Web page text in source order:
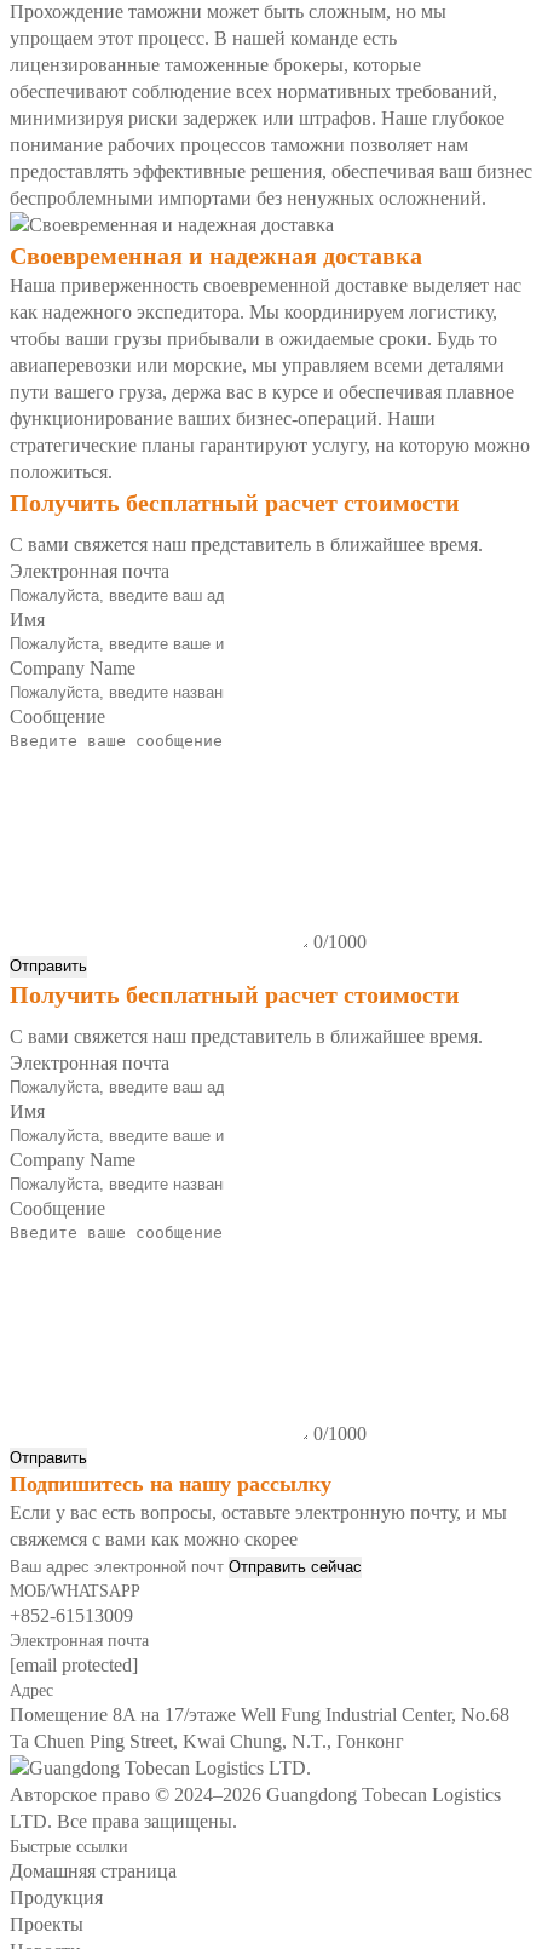
Прохождение таможни может быть сложным, но мы
упрощаем этот процесс. В нашей команде есть
лицензированные таможенные брокеры, которые
обеспечивают соблюдение всех нормативных требований,
минимизируя риски задержек или штрафов. Наше глубокое
понимание рабочих процессов таможни позволяет нам
предоставлять эффективные решения, обеспечивая ваш бизнес
беспроблемными импортами без ненужных осложнений.
Своевременная и надежная доставка
Наша приверженность своевременной доставке выделяет нас
как надежного экспедитора. Мы координируем логистику,
чтобы ваши грузы прибывали в ожидаемые сроки. Будь то
авиаперевозки или морские, мы управляем всеми деталями
пути вашего груза, держа вас в курсе и обеспечивая плавное
функционирование ваших бизнес-операций. Наши
стратегические планы гарантируют услугу, на которую можно
положиться.
Получить бесплатный расчет стоимости
С вами свяжется наш представитель в ближайшее время.
Электронная почта
Имя
Company Name
Сообщение
0/1000
Отправить
Получить бесплатный расчет стоимости
С вами свяжется наш представитель в ближайшее время.
Электронная почта
Имя
Company Name
Сообщение
0/1000
Отправить
Подпишитесь на нашу рассылку
Если у вас есть вопросы, оставьте электронную почту, и мы
свяжемся с вами как можно скорее
Отправить сейчас
МОБ/WHATSAPP
+852-61513009
Электронная почта
[email protected]
Адрес
Помещение 8A на 17/этаже Well Fung Industrial Center, No.68
Ta Chuen Ping Street, Kwai Chung, N.T., Гонконг
Авторское право © 2024–2026 Guangdong Tobecan Logistics
LTD. Все права защищены.
Быстрые ссылки
Домашняя страница
Продукция
Проекты